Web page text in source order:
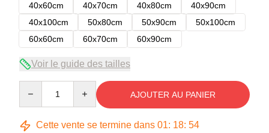
40x60cm
40x70cm 40x80cm
40x90cm
40x100cm
50x80cm 50x90cm
50x100cm
60x60cm
60x70cm 60x90cm
Voir le guide des tailles
AJOUTER AU PANIER
Cette vente se termine dans 01: 18: 53